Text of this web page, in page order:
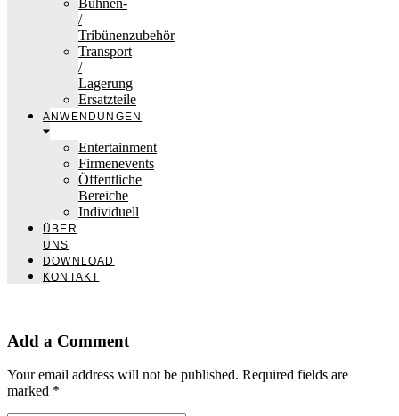
Bühnen-
/
Tribünenzubehör
Transport
/
Lagerung
Ersatzteile
ANWENDUNGEN
Entertainment
Firmenevents
Öffentliche
Bereiche
Individuell
ÜBER
UNS
DOWNLOAD
KONTAKT
Add a Comment
Your email address will not be published. Required fields are
marked *